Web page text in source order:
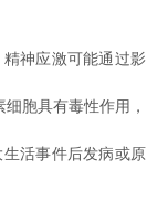
神应激可能通过影
胞具有毒性作用，
活事件后发病或原